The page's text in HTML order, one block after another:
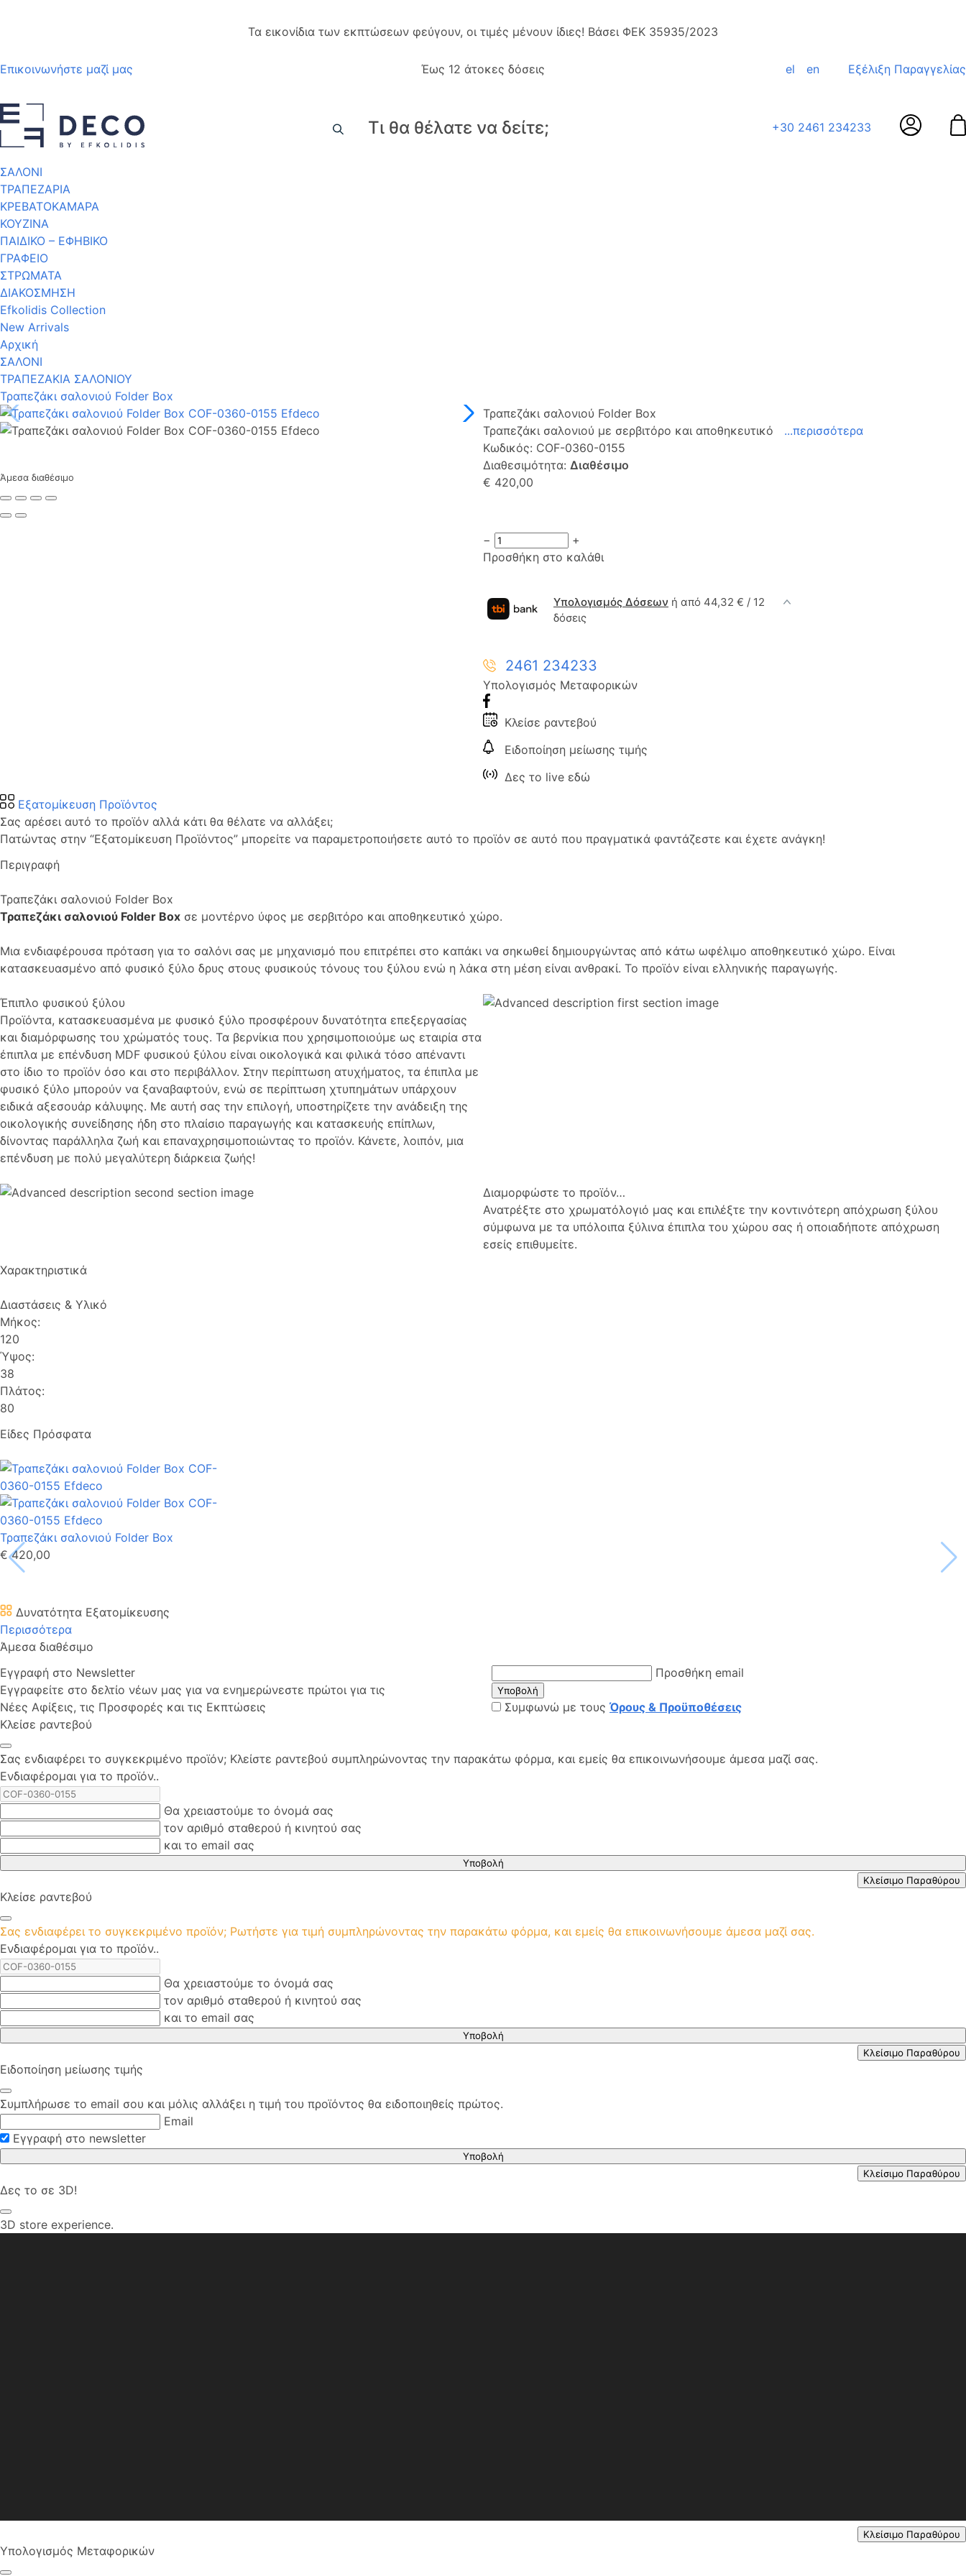
Τα εικονίδια των εκπτώσεων φεύγουν, οι τιμές μένουν ίδιες! Βάσει ΦΕΚ 35935/2023
Επικοινωνήστε μαζί μας Έως 12 άτοκες δόσεις el en Εξέλιξη Παραγγελίας
+30 2461 234233
ΣΑΛΟΝΙ
ΤΡΑΠΕΖΑΡΙΑ
ΚΡΕΒΑΤΟΚΑΜΑΡΑ
ΚΟΥΖΙΝΑ
ΠΑΙΔΙΚΟ – ΕΦΗΒΙΚΟ
ΓΡΑΦΕΙΟ
ΣΤΡΩΜΑΤΑ
ΔΙΑΚΟΣΜΗΣΗ
Efkolidis Collection
New Arrivals
Αρχική
ΣΑΛΟΝΙ
ΤΡΑΠΕΖΑΚΙΑ ΣΑΛΟΝΙΟΥ
Τραπεζάκι σαλονιού Folder Box
Άμεσα διαθέσιμο
Τραπεζάκι σαλονιού Folder Box
Τραπεζάκι σαλονιού με σερβιτόρο και αποθηκευτικό ...περισσότερα
Κωδικός: COF-0360-0155
Διαθεσιμότητα: Διαθέσιμο
€ 420,00
−
+
Προσθήκη στο καλάθι
Υπολογισμός Δόσεων ή από 44,32 € / 12
δόσεις
2461 234233
Υπολογισμός Μεταφορικών
Κλείσε ραντεβού
Ειδοποίηση μείωσης τιμής
Δες το live εδώ
Εξατομίκευση Προϊόντος
Σας αρέσει αυτό το προϊόν αλλά κάτι θα θέλατε να αλλάξει;
Πατώντας στην “Εξατομίκευση Προϊόντος” μπορείτε να παραμετροποιήσετε αυτό το προϊόν σε αυτό που πραγματικά φαντάζεστε και έχετε ανάγκη!
Περιγραφή
Τραπεζάκι σαλονιού Folder Box
Τραπεζάκι σαλονιού Folder Box σε μοντέρνο ύφος με σερβιτόρο και αποθηκευτικό χώρο.
Μια ενδιαφέρουσα πρόταση για το σαλόνι σας με μηχανισμό που επιτρέπει στο καπάκι να σηκωθεί δημιουργώντας από κάτω ωφέλιμο αποθηκευτικό χώρο. Είναι
κατασκευασμένο από φυσικό ξύλο δρυς στους φυσικούς τόνους του ξύλου ενώ η λάκα στη μέση είναι ανθρακί. Το προϊόν είναι ελληνικής παραγωγής.
Έπιπλο φυσικού ξύλου
Προϊόντα, κατασκευασμένα με φυσικό ξύλο προσφέρουν δυνατότητα επεξεργασίας
και διαμόρφωσης του χρώματός τους. Τα βερνίκια που χρησιμοποιούμε ως εταιρία στα
έπιπλα με επένδυση MDF φυσικού ξύλου είναι οικολογικά και φιλικά τόσο απέναντι
στο ίδιο το προϊόν όσο και στο περιβάλλον. Στην περίπτωση ατυχήματος, τα έπιπλα με
φυσικό ξύλο μπορούν να ξαναβαφτούν, ενώ σε περίπτωση χτυπημάτων υπάρχουν
ειδικά αξεσουάρ κάλυψης. Με αυτή σας την επιλογή, υποστηρίζετε την ανάδειξη της
οικολογικής συνείδησης ήδη στο πλαίσιο παραγωγής και κατασκευής επίπλων,
δίνοντας παράλληλα ζωή και επαναχρησιμοποιώντας το προϊόν. Κάνετε, λοιπόν, μια
επένδυση με πολύ μεγαλύτερη διάρκεια ζωής!
Διαμορφώστε το προϊόν…
Ανατρέξτε στο χρωματόλογιό μας και επιλέξτε την κοντινότερη απόχρωση ξύλου
σύμφωνα με τα υπόλοιπα ξύλινα έπιπλα του χώρου σας ή οποιαδήποτε απόχρωση
εσείς επιθυμείτε.
Χαρακτηριστικά
Διαστάσεις & Υλικό
Μήκος:
120
Ύψος:
38
Πλάτος:
80
Είδες Πρόσφατα
Τραπεζάκι σαλονιού Folder Box
€ 420,00
Δυνατότητα Εξατομίκευσης
Περισσότερα
Άμεσα διαθέσιμο
Εγγραφή στο Newsletter
Εγγραφείτε στο δελτίο νέων μας για να ενημερώνεστε πρώτοι για τις
Νέες Αφίξεις, τις Προσφορές και τις Εκπτώσεις
Προσθήκη email
Υποβολή
Συμφωνώ με τους Όρους & Προϋποθέσεις
Κλείσε ραντεβού
Σας ενδιαφέρει το συγκεκριμένο προϊόν; Kλείστε ραντεβού συμπληρώνοντας την παρακάτω φόρμα, και εμείς θα επικοινωνήσουμε άμεσα μαζί σας.
Ενδιαφέρομαι για το προϊόν..
Θα χρειαστούμε το όνομά σας
τον αριθμό σταθερού ή κινητού σας
και το email σας
Υποβολή
Κλείσιμο Παραθύρου
Κλείσε ραντεβού
Σας ενδιαφέρει το συγκεκριμένο προϊόν; Ρωτήστε για τιμή συμπληρώνοντας την παρακάτω φόρμα, και εμείς θα επικοινωνήσουμε άμεσα μαζί σας.
Ενδιαφέρομαι για το προϊόν..
Θα χρειαστούμε το όνομά σας
τον αριθμό σταθερού ή κινητού σας
και το email σας
Υποβολή
Κλείσιμο Παραθύρου
Ειδοποίηση μείωσης τιμής
Συμπλήρωσε το email σου και μόλις αλλάξει η τιμή του προϊόντος θα ειδοποιηθείς πρώτος.
Email
Εγγραφή στο newsletter
Υποβολή
Κλείσιμο Παραθύρου
Δες το σε 3D!
3D store experience.
Κλείσιμο Παραθύρου
Υπολογισμός Μεταφορικών